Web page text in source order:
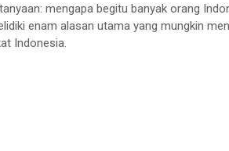
mengapa begitu banyak orang
enam alasan utama yang mungkin
Indonesia.